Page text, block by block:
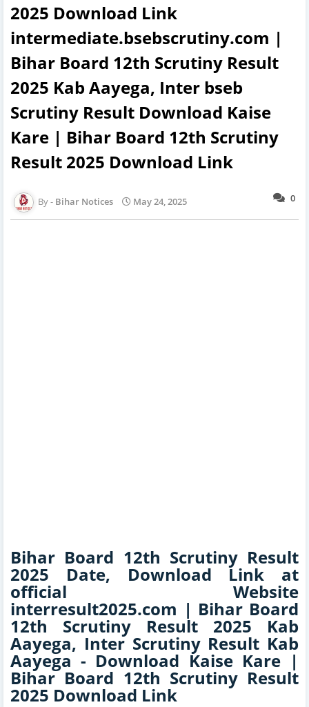
2025 Download Link
intermediate.bsebscrutiny.com |
Bihar Board 12th Scrutiny Result
2025 Kab Aayega, Inter bseb
Scrutiny Result Download Kaise
Kare | Bihar Board 12th Scrutiny
Result 2025 Download Link
0
Bihar Notices May 24, 2025
Bihar Board 12th Scrutiny Result
2025 Date, Download Link at
official Website
interresult2025.com | Bihar Board
12th Scrutiny Result 2025 Kab
Aayega, Inter Scrutiny Result Kab
Aayega - Download Kaise Kare |
Bihar Board 12th Scrutiny Result
2025 Download Link